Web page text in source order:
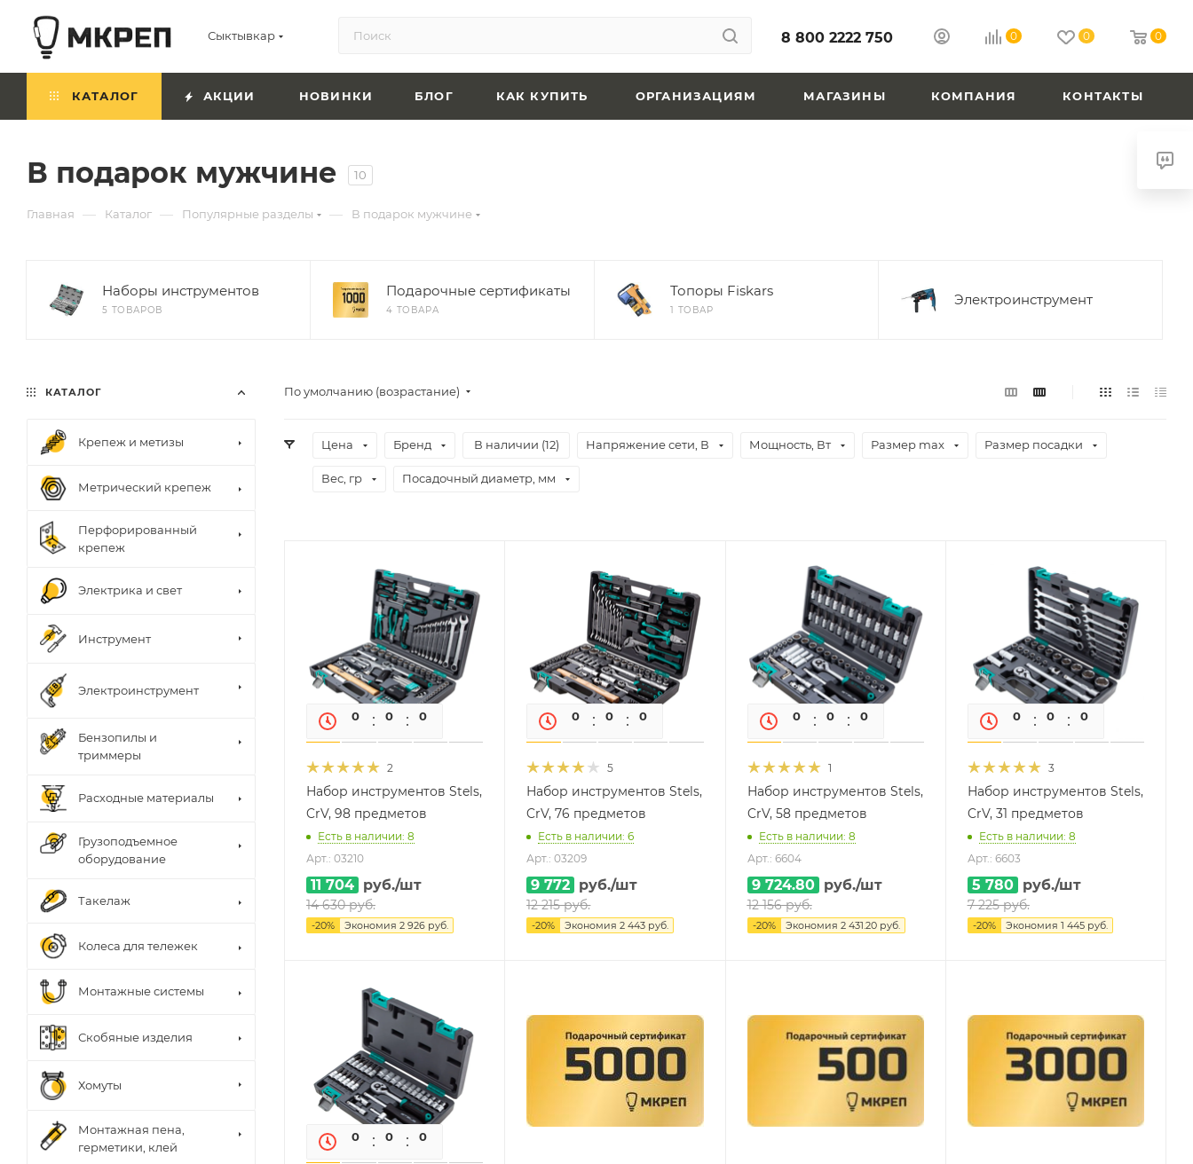
Сыктывкар 8 800 2222 750 0 0 0
КАТАЛОГ АКЦИИ НОВИНКИ БЛОГ КАК КУПИТЬ ОРГАНИЗАЦИЯМ МАГАЗИНЫ КОМПАНИЯ КОНТАКТЫ
В подарок мужчине 10
Главная — Каталог — Популярные разделы — В подарок мужчине
Наборы инструментов
5 ТОВАРОВ
Подарочные сертификаты
4 ТОВАРА
Топоры Fiskars
1 ТОВАР
Электроинструмент
По умолчанию (возрастание)
Цена Бренд В наличии (12) Напряжение сети, В Мощность, Вт Размер max Размер посадки
Вес, гр Посадочный диаметр, мм
0 0 0
2
Набор инструментов Stels,
CrV, 98 предметов
Есть в наличии: 8
Арт.: 03210
11 704 руб./шт
14 630руб.
-20% Экономия 2 926 руб.
0 0 0
5
Набор инструментов Stels,
CrV, 76 предметов
Есть в наличии: 6
Арт.: 03209
9 772 руб./шт
12 215руб.
-20% Экономия2 443 руб.
0 0 0
1
Набор инструментов Stels,
CrV, 58 предметов
Есть в наличии: 8
Арт.: 6604
9 724.80 руб./шт
12 156руб.
-20% Экономия 2 431.20руб.
0 0 0
3
Набор инструментов Stels,
CrV, 31 предметов
Есть в наличии: 8
Арт.: 6603
5 780 руб./шт
7 225руб.
-20% Экономия 1 445руб.
0 0 0
КАТАЛОГ
Крепеж и метизы
Метрический крепеж
Перфорированный
крепеж
Электрика и свет
Инструмент
Электроинструмент
Бензопилы и
триммеры
Расходные материалы
Грузоподъемное
оборудование
Такелаж
Колеса для тележек
Монтажные системы
Скобяные изделия
Хомуты
Монтажная пена,
герметики, клей